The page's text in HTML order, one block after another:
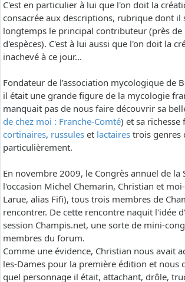
C'est en particulier à lui que l'on doit la
consacrée aux descriptions, rubrique dont il
longtemps le principal contributeur (près
d'espèces). C'est à lui aussi que l'on doit la
inachevé à ce jour...
Fondateur de l’association mycologique de
il était une grande figure de la mycologie
manquait pas de nous faire découvrir sa
de chez moi : Franche-Comté) et sa richesse
cortinaires, russules et lactaires trois genres
particulièrement.
En novembre 2009, le Congrès annuel de la
l'occasion Michel Chemarin, Christian et
Larue, alias Fifi), tous trois membres de
rencontrer. De cette rencontre naquit l'idée
session Champis.net, une sorte de mini-
membres du forum.
Comme une évidence, Christian nous avait
les-Dames pour la première édition et nous
quel personnage il était, attachant, drôle,